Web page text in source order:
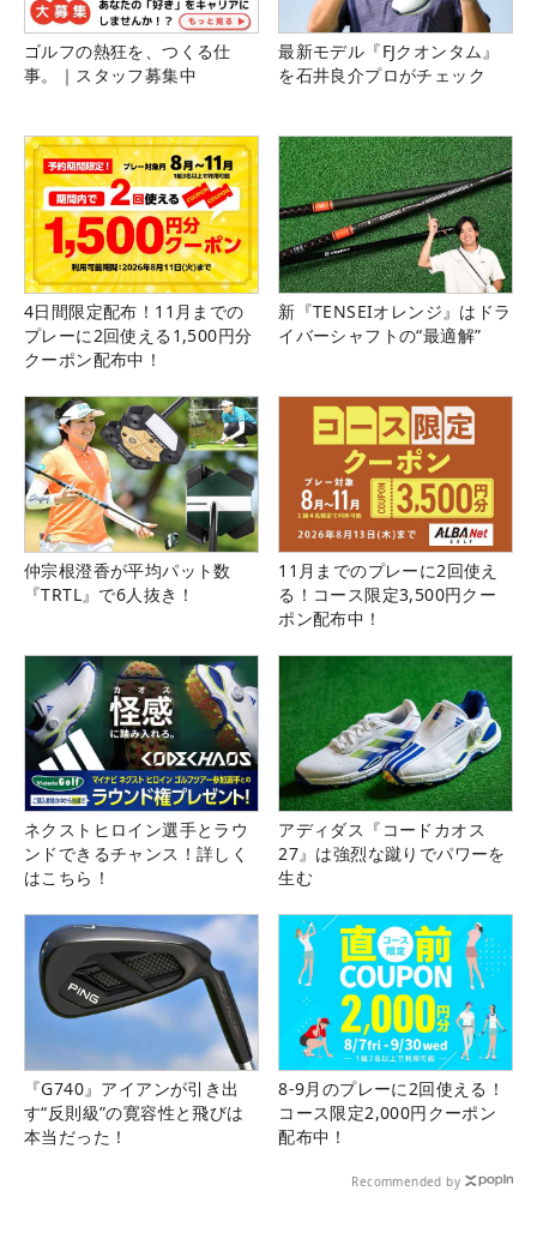
ゴルフの熱狂を、つくる仕
事。｜スタッフ募集中
最新モデル『FJクオンタム』
を石井良介プロがチェック
4日間限定配布！11月までの
プレーに2回使える1,500円分
クーポン配布中！
新『TENSEIオレンジ』はドラ
イバーシャフトの“最適解”
仲宗根澄香が平均パット数
『TRTL』で6人抜き！
11月までのプレーに2回使え
る！コース限定3,500円クー
ポン配布中！
ネクストヒロイン選手とラウ
ンドできるチャンス！詳しく
はこちら！
アディダス『コードカオス
27』は強烈な蹴りでパワーを
生む
『G740』アイアンが引き出
す“反則級”の寛容性と飛びは
本当だった！
8-9月のプレーに2回使える！
コース限定2,000円クーポン
配布中！
Recommended by